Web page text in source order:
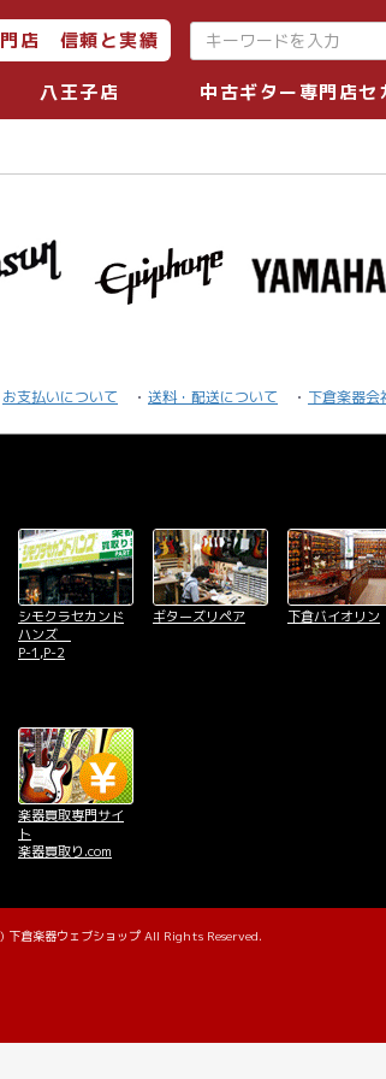
店 信頼と実績
八王子店 中古ギター専門店セ
お支払いについて 送料・配送について 下倉楽器会
シモクラセカンド
ハンズ
P-1,P-2
ギターズリペア 下倉バイオリン
楽器買取専門サイ
ト
楽器買取り.com
倉楽器ウェブショップ All Rights Reserved.